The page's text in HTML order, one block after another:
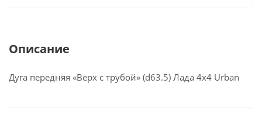
Описание
Дуга передняя «Верх с трубой» (d63.5) Лада 4x4 Urban